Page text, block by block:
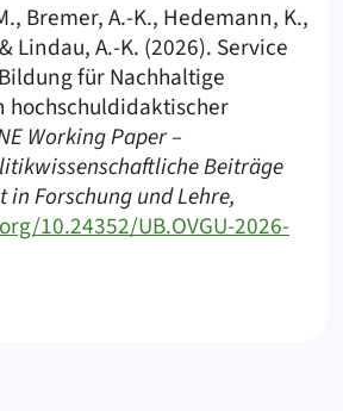
Bremer, A.-K., Hedemann, K.,
Lindau, A.-K. (2026). Service
für Nachhaltige
hochschuldidaktischer
Working Paper –
Beiträge
Forschung und Lehre,
10.24352/UB.OVGU-2026-